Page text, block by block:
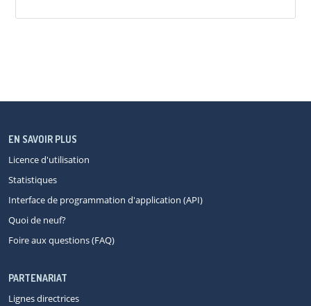
EN SAVOIR PLUS
Licence d'utilisation
Statistiques
Interface de programmation d'application (API)
Quoi de neuf?
Foire aux questions (FAQ)
PARTENARIAT
Lignes directrices